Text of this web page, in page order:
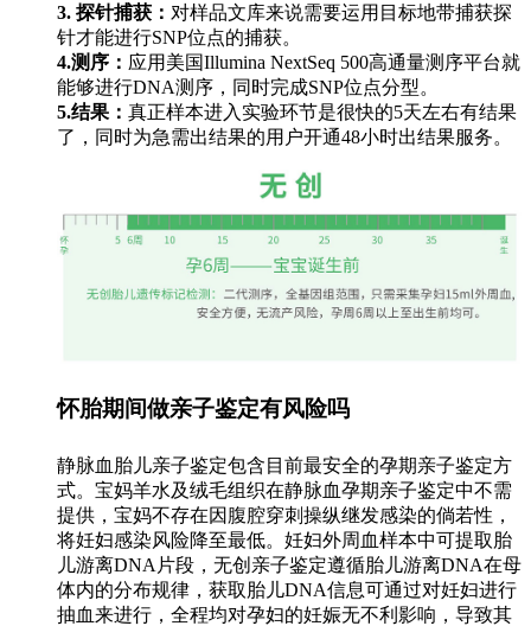
3. 探针捕获： 对样品文库来说需要运用目标地带捕获探
针才能进行SNP位点的捕获。
4.测序： 应用美国Illumina NextSeq 500高通量测序平台就
能够进行DNA测序，同时完成SNP位点分型。
5.结果： 真正样本进入实验环节是很快的5天左右有结果
了，同时为急需出结果的用户开通48小时出结果服务。
怀胎期间做亲子鉴定有风险吗
静脉血胎儿亲子鉴定包含目前最安全的孕期亲子鉴定方
式。宝妈羊水及绒毛组织在静脉血孕期亲子鉴定中不需
提供，宝妈不存在因腹腔穿刺操纵继发感染的倘若性，
将妊妇感染风险降至最低。妊妇外周血样本中可提取胎
儿游离DNA片段，无创亲子鉴定遵循胎儿游离DNA在母
体内的分布规律，获取胎儿DNA信息可通过对妊妇进行
抽血来进行，全程均对孕妇的妊娠无不利影响，导致其